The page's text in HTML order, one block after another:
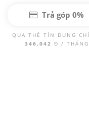
Trả góp 0%
QUA THẺ TÍN DỤNG
346.042 Đ / THÁNG